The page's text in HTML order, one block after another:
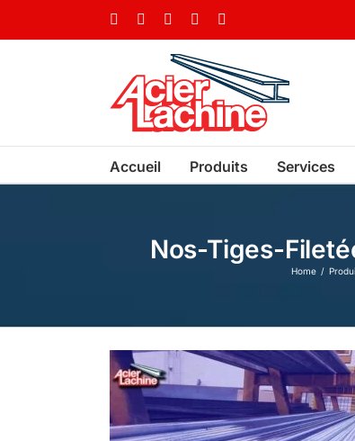
FacebookLinkedIn YouTube
Accueil Produits Services
Nos-Tiges-
Home